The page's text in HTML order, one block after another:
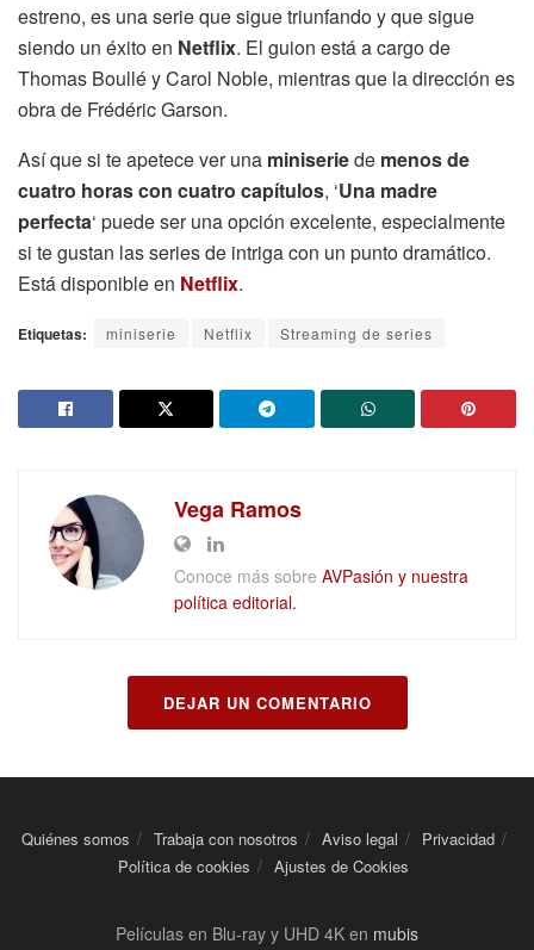
estreno, es una serie que sigue triunfando y que sigue
siendo un éxito en Netflix. El guion está a cargo de
Thomas Boullé y Carol Noble, mientras que la dirección es
obra de Frédéric Garson.
Así que si te apetece ver una miniseriede menos de
cuatro horas con cuatro capítulos, ‘Una madre
perfecta‘ puede ser una opción excelente, especialmente
si te gustan las series de intriga con un punto dramático.
Está disponible en Netflix.
Etiquetas: miniserie Netflix Streaming de series
Vega Ramos
Conoce más sobre AVPasión y nuestra
política editorial.
DEJAR UN COMENTARIO
Quiénes somos Trabaja con nosotros Aviso legal
Privacidad
Política de cookies
Ajustes de Cookies
Películas en Blu-ray y UHD 4K en mubis